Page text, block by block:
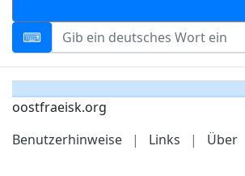
oostfraeisk.org
Benutzerhinweise
| Links | Über